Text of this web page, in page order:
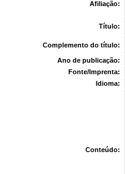
Afiliação:
Título:
Complemento do título:
Ano de publicação:
Fonte/Imprenta:
Idioma:
Conteúdo: